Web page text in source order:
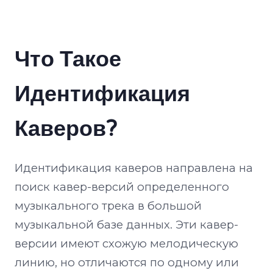
Что Такое
Идентификация
Каверов?
Идентификация каверов направлена на
поиск кавер-версий определенного
музыкального трека в большой
музыкальной базе данных. Эти кавер-
версии имеют схожую мелодическую
линию, но отличаются по одному или